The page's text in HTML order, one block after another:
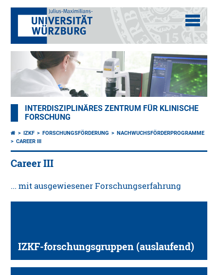
INTERDISZIPLINÄRES ZENTRUM FÜR KLINISCHE
FORSCHUNG
IZKF FORSCHUNGSFÖRDERUNG
NACHWUCHSFÖRDERPROGRAMME
CAREER III
Career III
... mit ausgewiesener Forschungserfahrung
IZKF-forschungsgruppen (auslaufend)